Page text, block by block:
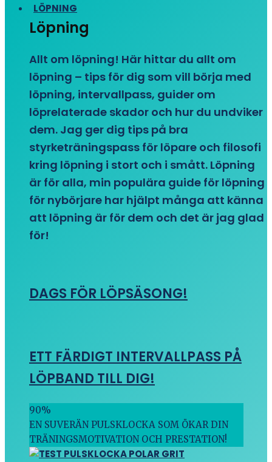
LÖPNING
Löpning
Allt om löpning! Här hittar du allt om
löpning – tips för dig som vill börja med
löpning, intervallpass, guider om
löprelaterade skador och hur du undviker
dem. Jag ger dig tips på bra
styrketräningspass för löpare och filosofi
kring löpning i stort och i smått. Löpning
är för alla, min populära guide för löpning
för nybörjare har hjälpt många att känna
att löpning är för dem och det är jag glad
för!
DAGS FÖR LÖPSÄSONG!
ETT FÄRDIGT INTERVALLPASS PÅ
LÖPBAND TILL DIG!
90%
EN SUVERÄN PULSKLOCKA SOM ÖKAR DIN
TRÄNINGSMOTIVATION OCH PRESTATION!